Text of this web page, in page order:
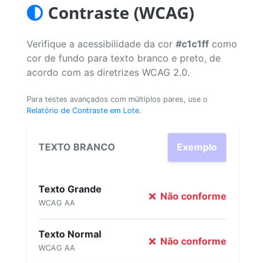
Contraste (WCAG)
Verifique a acessibilidade da cor #c1c1ff como
cor de fundo para texto branco e preto, de
acordo com as diretrizes WCAG 2.0.
Para testes avançados com múltiplos pares, use o
Relatório de Contraste em Lote.
TEXTO BRANCO Exemplo
Texto Grande
WCAG AA
Não conforme
Texto Normal
WCAG AA
Não conforme